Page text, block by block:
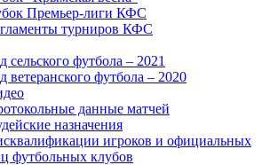
Премьер-лиги КФС
турниров КФС
сельского футбола – 2021
ветеранского футбола – 2020
данные матчей
назначения
игроков и официальных
футбольных клубов